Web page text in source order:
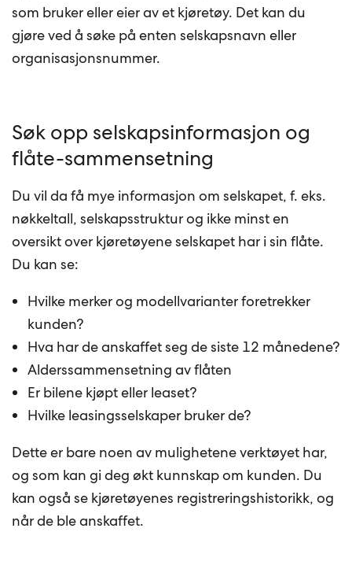
som bruker eller eier av et kjøretøy. Det kan du
gjøre ved å søke på enten selskapsnavn eller
organisasjonsnummer.
Søk opp selskapsinformasjon og
flåte-sammensetning
Du vil da få mye informasjon om selskapet, f. eks.
nøkkeltall, selskapsstruktur og ikke minst en
oversikt over kjøretøyene selskapet har i sin flåte.
Du kan se:
Hvilke merker og modellvarianter foretrekker
kunden?
Hva har de anskaffet seg de siste 12 månedene?
Alderssammensetning av flåten
Er bilene kjøpt eller leaset?
Hvilke leasingsselskaper bruker de?
Dette er bare noen av mulighetene verktøyet har,
og som kan gi deg økt kunnskap om kunden. Du
kan også se kjøretøyenes registreringshistorikk, og
når de ble anskaffet.